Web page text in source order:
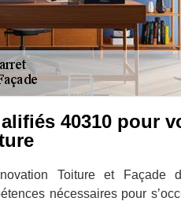
40310 pour
Toiture et Façade
nécessaires pour